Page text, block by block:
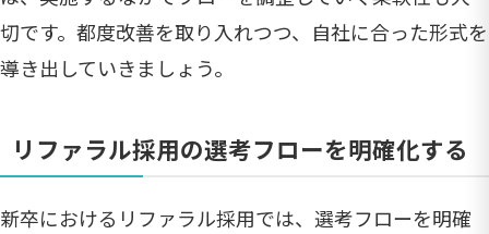
切です。都度改善を取り入れつつ、自社に合った形式を
導き出していきましょう。
リファラル採用の選考フローを明確化する
新卒におけるリファラル採用では、選考フローを明確